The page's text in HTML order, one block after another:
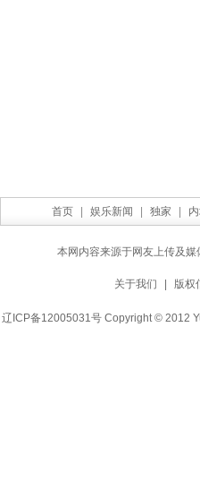
首页 娱乐新闻 独家
本网内容来源于网友上传及
关于我们 版权
辽ICP备12005031号 Copyright © 2012